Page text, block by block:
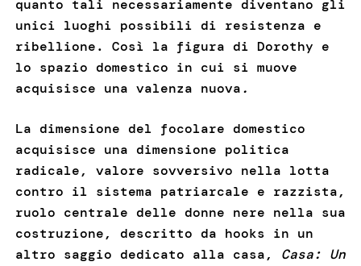
quanto tali necessariamente diventano gli
unici luoghi possibili di resistenza e
ribellione. Così la figura di Dorothy e
lo spazio domestico in cui si muove
acquisisce una valenza nuova.
La dimensione del focolare domestico
acquisisce una dimensione politica
radicale, valore sovversivo nella lotta
contro il sistema patriarcale e razzista,
ruolo centrale delle donne nere nella sua
costruzione, descritto da hooks in un
altro saggio dedicato alla casa, Casa: Un